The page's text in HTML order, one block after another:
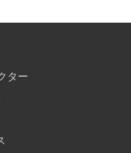
ター